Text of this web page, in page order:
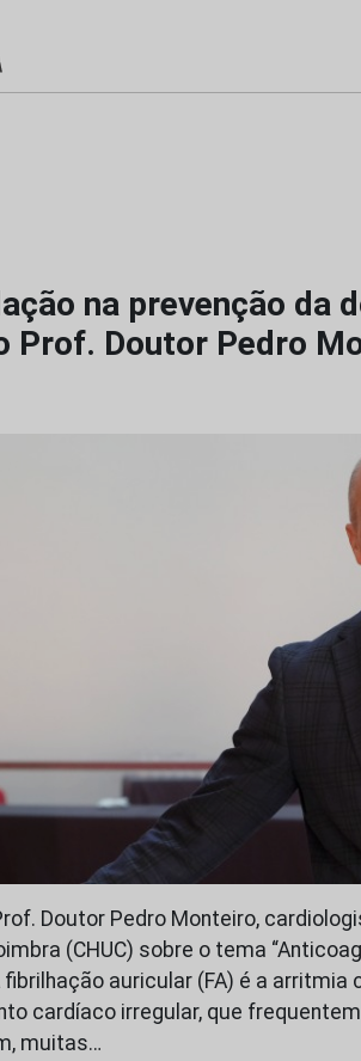
na prevenção da
Prof. Doutor Pedro
Doutor Pedro Monteiro,
(CHUC) sobre o tema
fibrilhação auricular (FA) é a
cardíaco irregular, que
muitas…